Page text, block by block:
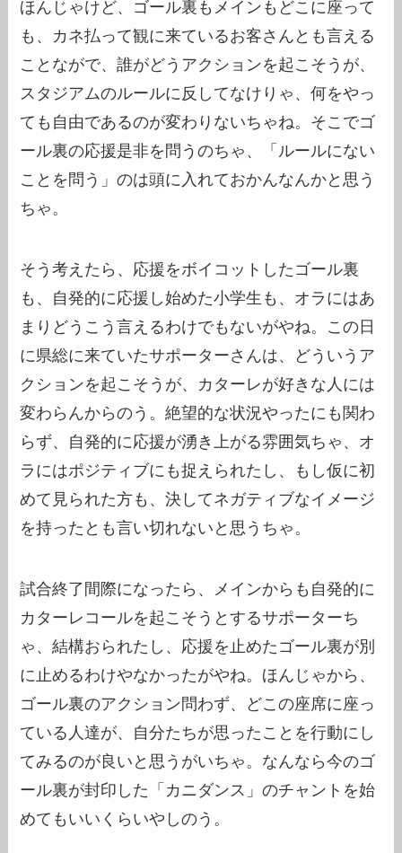
ほんじゃけど、ゴール裏もメインもどこに座って
も、カネ払って観に来ているお客さんとも言える
ことながで、誰がどうアクションを起こそうが、
スタジアムのルールに反してなけりゃ、何をやっ
ても自由であるのが変わりないちゃね。そこでゴ
ール裏の応援是非を問うのちゃ、「ルールにない
ことを問う」のは頭に入れておかんなんかと思う
ちゃ。
そう考えたら、応援をボイコットしたゴール裏
も、自発的に応援し始めた小学生も、オラにはあ
まりどうこう言えるわけでもないがやね。この日
に県総に来ていたサポーターさんは、どういうア
クションを起こそうが、カターレが好きな人には
変わらんからのう。絶望的な状況やったにも関わ
らず、自発的に応援が湧き上がる雰囲気ちゃ、オ
ラにはポジティブにも捉えられたし、もし仮に初
めて見られた方も、決してネガティブなイメージ
を持ったとも言い切れないと思うちゃ。
試合終了間際になったら、メインからも自発的に
カターレコールを起こそうとするサポーターち
ゃ、結構おられたし、応援を止めたゴール裏が別
に止めるわけやなかったがやね。ほんじゃから、
ゴール裏のアクション問わず、どこの座席に座っ
ている人達が、自分たちが思ったことを行動にし
てみるのが良いと思うがいちゃ。なんなら今のゴ
ール裏が封印した「カニダンス」のチャントを始
めてもいいくらいやしのう。